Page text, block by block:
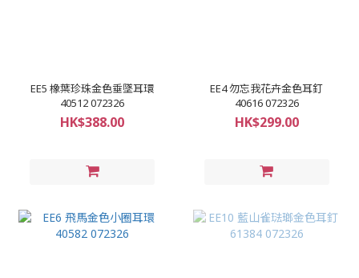
EE5 橡葉珍珠金色垂墜耳環
40512 072326
HK$388.00
EE4 勿忘我花卉金色耳釘
40616 072326
HK$299.00